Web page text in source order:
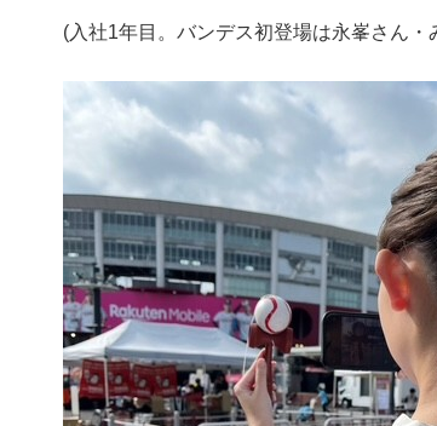
(入社1年目。バンデス初登場は永峯さん・